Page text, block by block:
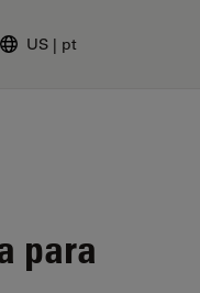
US | pt
para